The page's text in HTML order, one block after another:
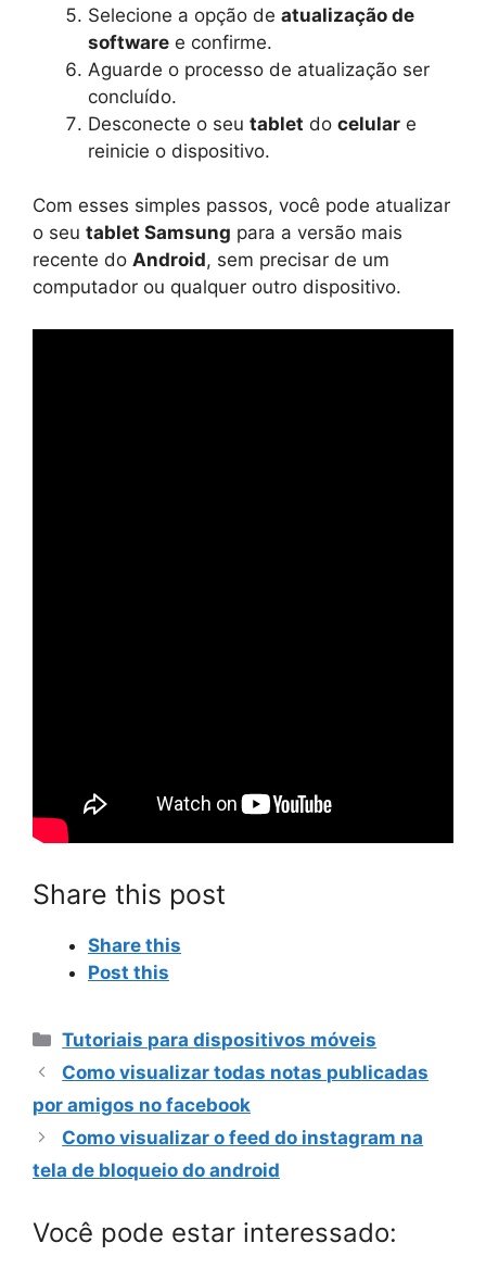
Selecione a opção de atualização de
software e confirme.
Aguarde o processo de atualização ser
concluído.
Desconecte o seu tablet do celular e
reinicie o dispositivo.
Com esses simples passos, você pode atualizar
o seu tablet Samsung para a versão mais
recente do Android, sem precisar de um
computador ou qualquer outro dispositivo.
Share this post
Share this
Post this
Categorias
Tutoriais para dispositivos móveis
Como visualizar todas notas publicadas
por amigos no facebook
Como visualizar o feed do instagram na
tela de bloqueio do android
Você pode estar interessado: